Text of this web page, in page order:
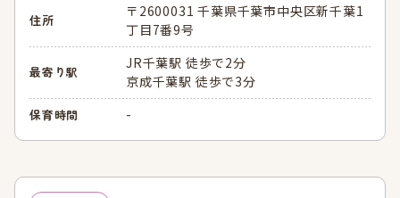
住所
〒2600031 千葉県千葉市中央区新千葉1
丁目7番9号
最寄り駅
JR千葉駅 徒歩で2分
京成千葉駅 徒歩で3分
保育時間 -